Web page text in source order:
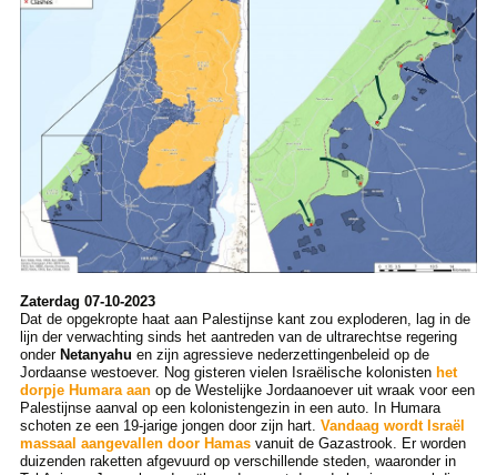
Zaterdag 07-10-2023
Dat de opgekropte haat aan Palestijnse kant zou exploderen, lag in de
lijn der verwachting sinds het aantreden van de ultrarechtse regering
onder Netanyahu en zijn agressieve nederzettingenbeleid op de
Jordaanse westoever. Nog gisteren vielen Israëlische kolonisten het
dorpje Humara aanop de Westelijke Jordaanoever uit wraak voor een
Palestijnse aanval op een kolonistengezin in een auto. In Humara
schoten ze een 19-jarige jongen door zijn hart. Vandaag wordt Israël
massaal aangevallen door Hamasvanuit de Gazastrook. Er worden
duizenden raketten afgevuurd op verschillende steden, waaronder in